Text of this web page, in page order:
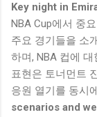
Key night in
NBA Cup에서 중
주요 경기들을 소
하며, NBA 컵에
표현은 토너먼트
응원 열기를 동시
scenarios and